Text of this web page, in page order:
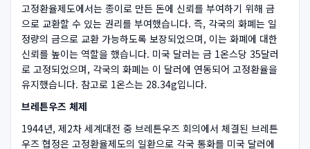
고정환율제도에서는 종이로 만든 돈에 신뢰를 부여하기 위해 금
으로 교환할 수 있는 권리를 부여했습니다. 즉, 각국의 화폐는 일
정량의 금으로 교환 가능하도록 보장되었으며, 이는 화폐에 대한
신뢰를 높이는 역할을 했습니다. 미국 달러는 금 1온스당 35달러
로 고정되었으며, 각국의 화폐는 이 달러에 연동되어 고정환율을
유지했습니다. 참고로 1온스는 28.34g입니다.
브레튼우즈 체제
1944년, 제2차 세계대전 중 브레튼우즈 회의에서 체결된 브레튼
우즈 협정은 고정환율제도의 일환으로 각국 통화를 미국 달러에